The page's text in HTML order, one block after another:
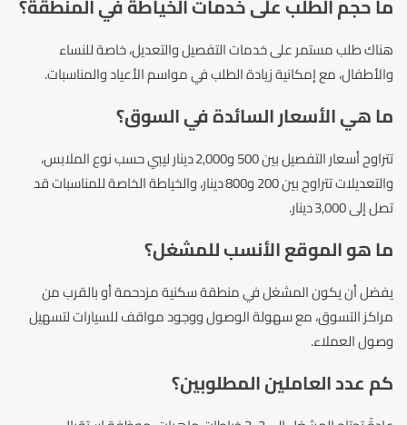
هناك طلب مستمر على خدمات التفصيل والتعديل، خاصة للنساء
والأطفال، مع إمكانية زيادة الطلب في مواسم الأعياد والمناسبات.
ما هي الأسعار السائدة في السوق؟
تتراوح أسعار التفصيل بين 500 و2,000 دينار ليبي حسب نوع الملابس،
والتعديلات تتراوح بين 200 و800 دينار، والخياطة الخاصة للمناسبات قد
تصل إلى 3,000 دينار.
ما هو الموقع الأنسب للمشغل؟
يفضل أن يكون المشغل في منطقة سكنية مزدحمة أو بالقرب من
مراكز التسوق، مع سهولة الوصول ووجود مواقف للسيارات لتسهيل
وصول العملاء.
كم عدد العاملين المطلوبين؟